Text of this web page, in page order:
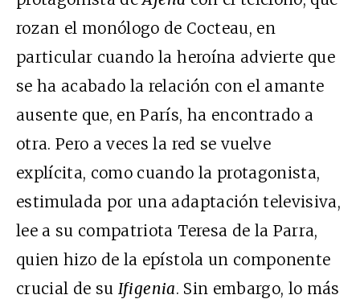
rozan el monólogo de Cocteau, en
particular cuando la heroína advierte que
se ha acabado la relación con el amante
ausente que, en París, ha encontrado a
otra. Pero a veces la red se vuelve
explícita, como cuando la protagonista,
estimulada por una adaptación televisiva,
lee a su compatriota Teresa de la Parra,
quien hizo de la epístola un componente
crucial de su Ifigenia. Sin embargo, lo más